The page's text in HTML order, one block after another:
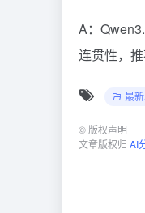
A：
连贯性，
最
© 版权声明
文章版权归 AI